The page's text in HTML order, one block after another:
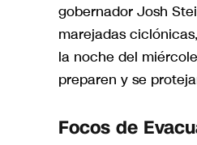
gobernador Josh
marejadas
la noche del
preparen y se
Focos de